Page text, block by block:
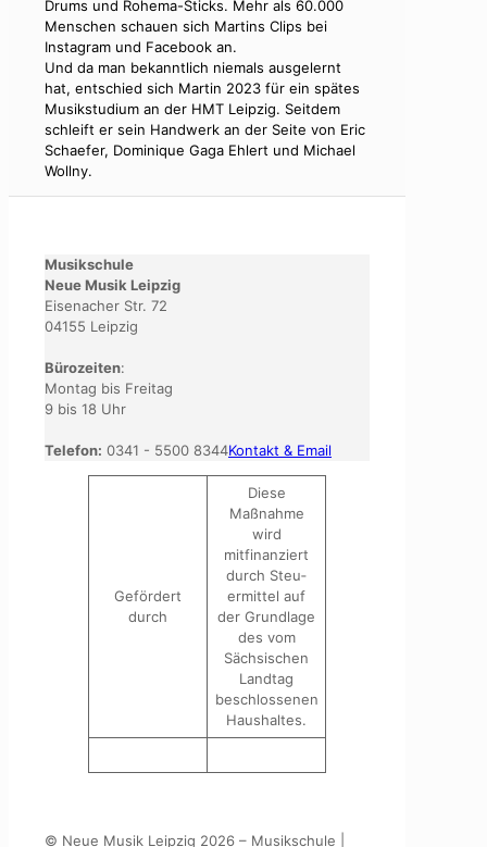
Drums und Rohema-Sticks. Mehr als 60.000
Menschen schauen sich Martins Clips bei
Instagram und Facebook an.
Und da man bekanntlich niemals ausgelernt
hat, entschied sich Martin 2023 für ein spätes
Musikstudium an der HMT Leipzig. Seitdem
schleift er sein Handwerk an der Seite von Eric
Schaefer, Dominique Gaga Ehlert und Michael
Wollny.
Musikschule
Neue Musik Leipzig
Eisenacher Str. 72
04155 Leipzig
Bürozeiten:
Montag bis Freitag
9 bis 18 Uhr
Telefon: 0341 - 5500 8344Kontakt & Email
Gefördert
durch
Diese
Maßnahme
wird
mitfinanziert
durch Steu­
ermittel auf
der Grundlage
des vom
Sächsischen
Landtag
beschlossenen
Haushaltes.
© Neue Musik Leipzig 2026 – Musikschule |